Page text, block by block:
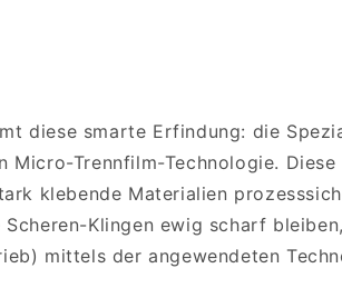
diese smarte Erfindung: die
Trennfilm-Technologie. Diese
klebende Materialien
Klingen ewig scharf
mittels der angewendeten